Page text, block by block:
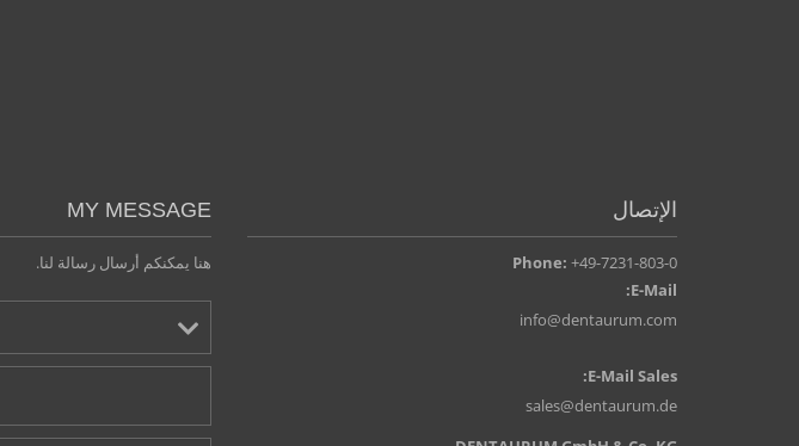
MY MESSAGE
هنا يمكنكم أرسال رسالة لنا.
الإتصال
Phone: +49-7231-803-0
E-Mail:
info@dentaurum.com
E-Mail Sales:
sales@dentaurum.de